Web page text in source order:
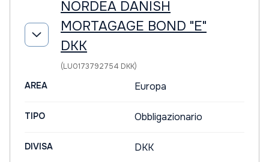
NORDEA DANISH
MORTAGAGE BOND "E"
DKK
(LU0173792754 DKK)
AREA Europa
TIPO Obbligazionario
DIVISA DKK